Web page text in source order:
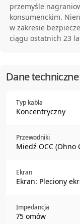
przemyśle
konsumenckim.
w zakresie
ciągu ostatnich 23
Dane techniczne
Typ kabla
Koncentryczny
Przewodniki
Miedź OCC (Ohno
Ekran
Ekran: Pleciony
Impedancja
75 omów